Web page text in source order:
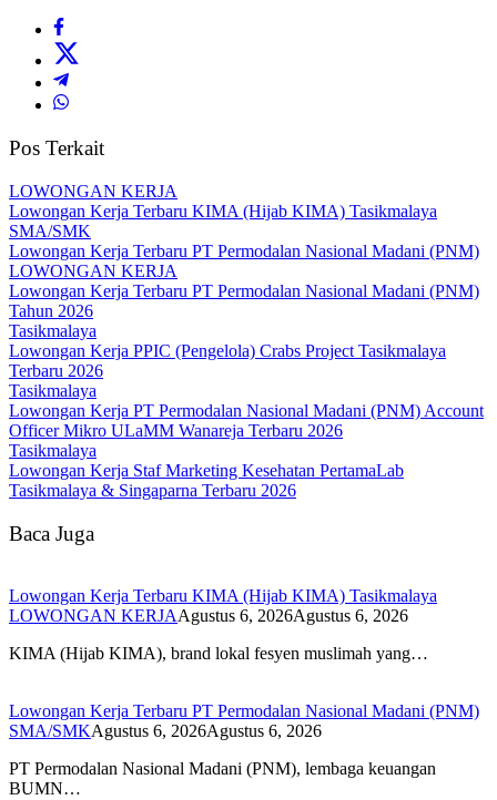
Pos Terkait
LOWONGAN KERJA
Lowongan Kerja Terbaru KIMA (Hijab KIMA) Tasikmalaya
SMA/SMK
Lowongan Kerja Terbaru PT Permodalan Nasional Madani (PNM)
LOWONGAN KERJA
Lowongan Kerja Terbaru PT Permodalan Nasional Madani (PNM)
Tahun 2026
Tasikmalaya
Lowongan Kerja PPIC (Pengelola) Crabs Project Tasikmalaya
Terbaru 2026
Tasikmalaya
Lowongan Kerja PT Permodalan Nasional Madani (PNM) Account
Officer Mikro ULaMM Wanareja Terbaru 2026
Tasikmalaya
Lowongan Kerja Staf Marketing Kesehatan PertamaLab
Tasikmalaya & Singaparna Terbaru 2026
Baca Juga
Lowongan Kerja Terbaru KIMA (Hijab KIMA) Tasikmalaya
LOWONGAN KERJAAgustus 6, 2026Agustus 6, 2026
KIMA (Hijab KIMA), brand lokal fesyen muslimah yang…
Lowongan Kerja Terbaru PT Permodalan Nasional Madani (PNM)
SMA/SMKAgustus 6, 2026Agustus 6, 2026
PT Permodalan Nasional Madani (PNM), lembaga keuangan
BUMN…